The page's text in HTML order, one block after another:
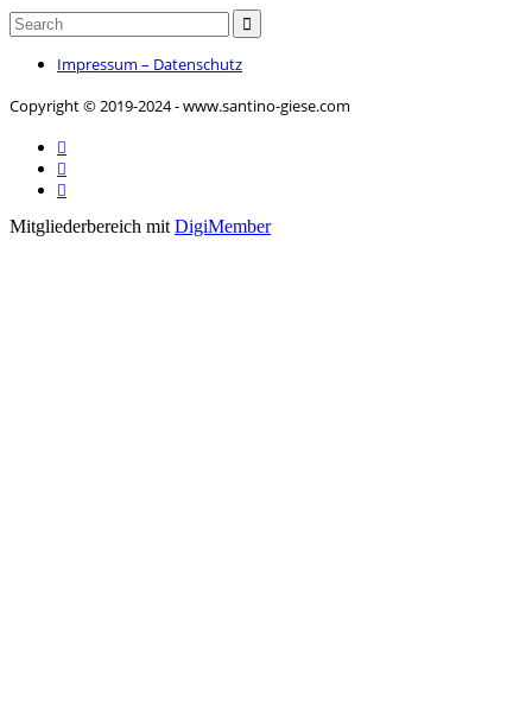

Impressum – Datenschutz
Copyright © 2019-2024 - www.santino-giese.com



Mitgliederbereich mit DigiMember